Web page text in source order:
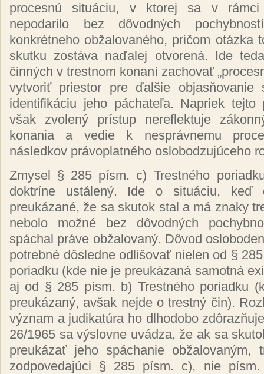
procesnú situáciu, v ktorej sa v rámci
nepodarilo bez dôvodných
konkrétneho obžalovaného, pričom otázka
skutku zostáva naďalej otvorená. Ide
činných v trestnom konaní zachovať
vytvoriť priestor pre ďalšie objasňovanie
identifikáciu jeho páchateľa. Napriek tejto
však zvolený prístup nereflektuje
konania a vedie k nesprávnemu
následkov právoplatného oslobodzujúceho
Zmysel § 285 písm. c) Trestného
doktríne ustálený. Ide o situáciu, keď
preukázané, že sa skutok stal a má znaky
nebolo možné bez dôvodných
spáchal práve obžalovaný. Dôvod
potrebné dôsledne odlišovať nielen od §
poriadku (kde nie je preukázaná samotná
aj od § 285 písm. b) Trestného poriadku
preukázaný, avšak nejde o trestný čin).
význam a judikatúra ho dlhodobo
26/1965 sa výslovne uvádza, že ak sa
preukázať jeho spáchanie obžalovaným,
zodpovedajúci § 285 písm. c), nie